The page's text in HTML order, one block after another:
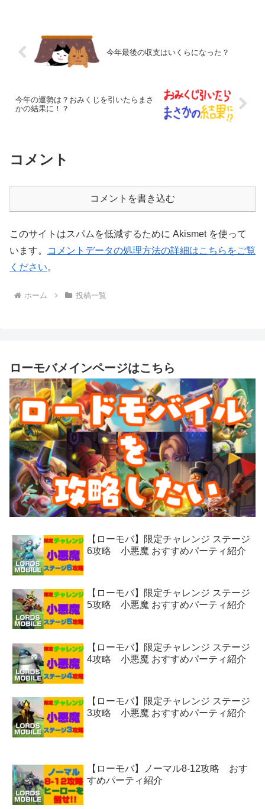
今年最後の収支はいくらになった？
今年の運勢は？おみくじを引いたらまさ
かの結果に！？
コメント
コメントを書き込む
このサイトはスパムを低減するために Akismet を使って
います。
コメントデータの処理方法の詳細はこちらをご覧
ください。
ホーム 投稿一覧
ローモバメインページはこちら
【ローモバ】限定チャレンジ ステージ
6攻略 小悪魔 おすすめパーティ紹介
【ローモバ】限定チャレンジ ステージ
5攻略 小悪魔 おすすめパーティ紹介
【ローモバ】限定チャレンジ ステージ
4攻略 小悪魔 おすすめパーティ紹介
【ローモバ】限定チャレンジ ステージ
3攻略 小悪魔 おすすめパーティ紹介
【ローモバ】ノーマル8-12攻略 おす
すめパーティ紹介